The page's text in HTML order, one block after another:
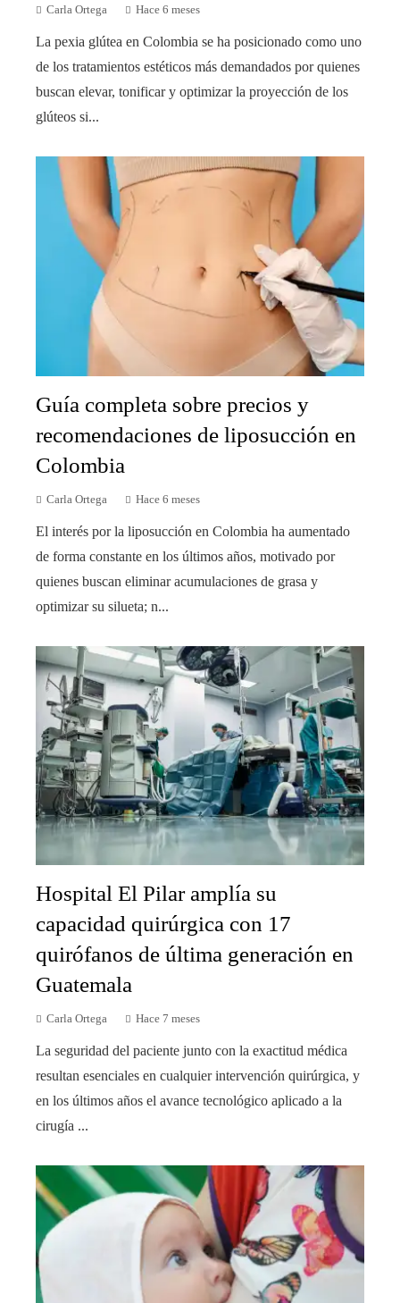
Carla Ortega Hace 6 meses
La pexia glútea en Colombia se ha posicionado como uno
de los tratamientos estéticos más demandados por quienes
buscan elevar, tonificar y optimizar la proyección de los
glúteos si...
Guía completa sobre precios y
recomendaciones de liposucción en
Colombia
Carla Ortega Hace 6 meses
El interés por la liposucción en Colombia ha aumentado
de forma constante en los últimos años, motivado por
quienes buscan eliminar acumulaciones de grasa y
optimizar su silueta; n...
Hospital El Pilar amplía su
capacidad quirúrgica con 17
quirófanos de última generación en
Guatemala
Carla Ortega Hace 7 meses
La seguridad del paciente junto con la exactitud médica
resultan esenciales en cualquier intervención quirúrgica, y
en los últimos años el avance tecnológico aplicado a la
cirugía ...